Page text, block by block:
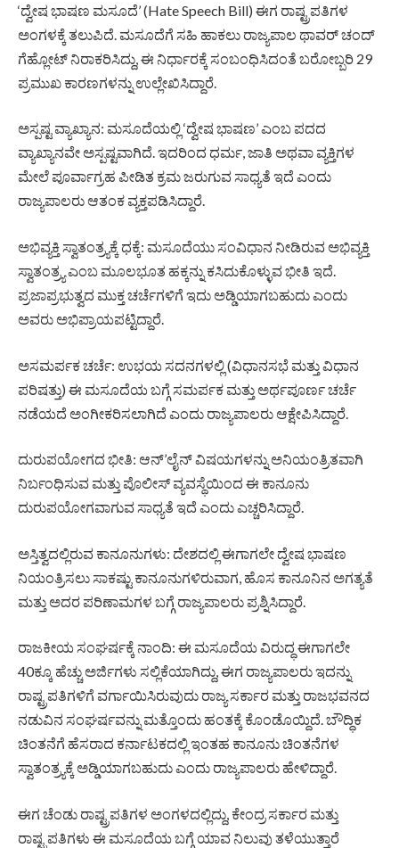
‘ದ್ವೇಷ ಭಾಷಣ ಮಸೂದೆ’ (Hate Speech Bill) ಈಗ ರಾಷ್ಟ್ರಪತಿಗಳ
ಅಂಗಳಕ್ಕೆ ತಲುಪಿದೆ. ಮಸೂದೆಗೆ ಸಹಿ ಹಾಕಲು ರಾಜ್ಯಪಾಲ ಥಾವರ್ ಚಂದ್
ಗೆಹ್ಲೋಟ್ ನಿರಾಕರಿಸಿದ್ದು, ಈ ನಿರ್ಧಾರಕ್ಕೆ ಸಂಬಂಧಿಸಿದಂತೆ ಬರೋಬ್ಬರಿ 29
ಪ್ರಮುಖ ಕಾರಣಗಳನ್ನು ಉಲ್ಲೇಖಿಸಿದ್ದಾರೆ.
ಅಸ್ಪಷ್ಟ ವ್ಯಾಖ್ಯಾನ: ಮಸೂದೆಯಲ್ಲಿ ‘ದ್ವೇಷ ಭಾಷಣ’ ಎಂಬ ಪದದ
ವ್ಯಾಖ್ಯಾನವೇ ಅಸ್ಪಷ್ಟವಾಗಿದೆ. ಇದರಿಂದ ಧರ್ಮ, ಜಾತಿ ಅಥವಾ ವ್ಯಕ್ತಿಗಳ
ಮೇಲೆ ಪೂರ್ವಾಗ್ರಹ ಪೀಡಿತ ಕ್ರಮ ಜರುಗುವ ಸಾಧ್ಯತೆ ಇದೆ ಎಂದು
ರಾಜ್ಯಪಾಲರು ಆತಂಕ ವ್ಯಕ್ತಪಡಿಸಿದ್ದಾರೆ.
ಅಭಿವ್ಯಕ್ತಿ ಸ್ವಾತಂತ್ರ್ಯಕ್ಕೆ ಧಕ್ಕೆ: ಮಸೂದೆಯು ಸಂವಿಧಾನ ನೀಡಿರುವ ಅಭಿವ್ಯಕ್ತಿ
ಸ್ವಾತಂತ್ರ್ಯ ಎಂಬ ಮೂಲಭೂತ ಹಕ್ಕನ್ನು ಕಸಿದುಕೊಳ್ಳುವ ಭೀತಿ ಇದೆ.
ಪ್ರಜಾಪ್ರಭುತ್ವದ ಮುಕ್ತ ಚರ್ಚೆಗಳಿಗೆ ಇದು ಅಡ್ಡಿಯಾಗಬಹುದು ಎಂದು
ಅವರು ಅಭಿಪ್ರಾಯಪಟ್ಟಿದ್ದಾರೆ.
ಅಸಮರ್ಪಕ ಚರ್ಚೆ: ಉಭಯ ಸದನಗಳಲ್ಲಿ (ವಿಧಾನಸಭೆ ಮತ್ತು ವಿಧಾನ
ಪರಿಷತ್ತು) ಈ ಮಸೂದೆಯ ಬಗ್ಗೆ ಸಮರ್ಪಕ ಮತ್ತು ಅರ್ಥಪೂರ್ಣ ಚರ್ಚೆ
ನಡೆಯದೆ ಅಂಗೀಕರಿಸಲಾಗಿದೆ ಎಂದು ರಾಜ್ಯಪಾಲರು ಆಕ್ಷೇಪಿಸಿದ್ದಾರೆ.
ದುರುಪಯೋಗದ ಭೀತಿ: ಆನ್‌’ಲೈನ್ ವಿಷಯಗಳನ್ನು ಅನಿಯಂತ್ರಿತವಾಗಿ
ನಿರ್ಬಂಧಿಸುವ ಮತ್ತು ಪೊಲೀಸ್ ವ್ಯವಸ್ಥೆಯಿಂದ ಈ ಕಾನೂನು
ದುರುಪಯೋಗವಾಗುವ ಸಾಧ್ಯತೆ ಇದೆ ಎಂದು ಎಚ್ಚರಿಸಿದ್ದಾರೆ.
ಅಸ್ತಿತ್ವದಲ್ಲಿರುವ ಕಾನೂನುಗಳು: ದೇಶದಲ್ಲಿ ಈಗಾಗಲೇ ದ್ವೇಷ ಭಾಷಣ
ನಿಯಂತ್ರಿಸಲು ಸಾಕಷ್ಟು ಕಾನೂನುಗಳಿರುವಾಗ, ಹೊಸ ಕಾನೂನಿನ ಅಗತ್ಯತೆ
ಮತ್ತು ಅದರ ಪರಿಣಾಮಗಳ ಬಗ್ಗೆ ರಾಜ್ಯಪಾಲರು ಪ್ರಶ್ನಿಸಿದ್ದಾರೆ.
ರಾಜಕೀಯ ಸಂಘರ್ಷಕ್ಕೆ ನಾಂದಿ: ಈ ಮಸೂದೆಯ ವಿರುದ್ಧ ಈಗಾಗಲೇ
40ಕ್ಕೂ ಹೆಚ್ಚು ಅರ್ಜಿಗಳು ಸಲ್ಲಿಕೆಯಾಗಿದ್ದು, ಈಗ ರಾಜ್ಯಪಾಲರು ಇದನ್ನು
ರಾಷ್ಟ್ರಪತಿಗಳಿಗೆ ವರ್ಗಾಯಿಸಿರುವುದು ರಾಜ್ಯ ಸರ್ಕಾರ ಮತ್ತು ರಾಜಭವನದ
ನಡುವಿನ ಸಂಘರ್ಷವನ್ನು ಮತ್ತೊಂದು ಹಂತಕ್ಕೆ ಕೊಂಡೊಯ್ದಿದೆ. ಬೌದ್ಧಿಕ
ಚಿಂತನೆಗೆ ಹೆಸರಾದ ಕರ್ನಾಟಕದಲ್ಲಿ ಇಂತಹ ಕಾನೂನು ಚಿಂತನೆಗಳ
ಸ್ವಾತಂತ್ರ್ಯಕ್ಕೆ ಅಡ್ಡಿಯಾಗಬಹುದು ಎಂದು ರಾಜ್ಯಪಾಲರು ಹೇಳಿದ್ದಾರೆ.
ಈಗ ಚೆಂಡು ರಾಷ್ಟ್ರಪತಿಗಳ ಅಂಗಳದಲ್ಲಿದ್ದು, ಕೇಂದ್ರ ಸರ್ಕಾರ ಮತ್ತು
ರಾಷ್ಟ್ರಪತಿಗಳು ಈ ಮಸೂದೆಯ ಬಗ್ಗೆ ಯಾವ ನಿಲುವು ತಳೆಯುತ್ತಾರೆ